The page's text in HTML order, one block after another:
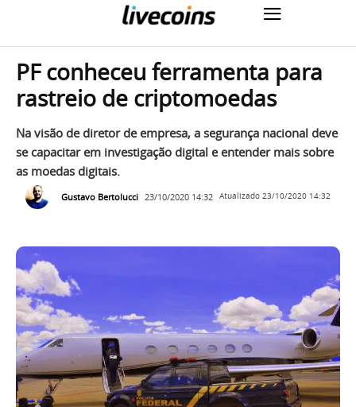
PF conheceu ferramenta para
rastreio de criptomoedas
Na visão de diretor de empresa, a segurança nacional deve
se capacitar em investigação digital e entender mais sobre
as moedas digitais.
Gustavo Bertolucci 23/10/2020 14:32 Atualizado 23/10/2020 14:32